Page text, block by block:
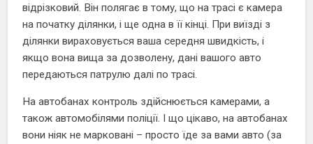
відрізковий. Він полягає в тому, що на трасі є камера
на початку ділянки, і ще одна в її кінці. При виїзді з
ділянки вираховується ваша середня швидкість, і
якщо вона вища за дозволену, дані вашого авто
передаються патрулю далі по трасі.
На автобанах контроль здійснюється камерами, а
також автомобілями поліції. І що цікаво, на автобанах
вони ніяк не марковані – просто їде за вами авто (за